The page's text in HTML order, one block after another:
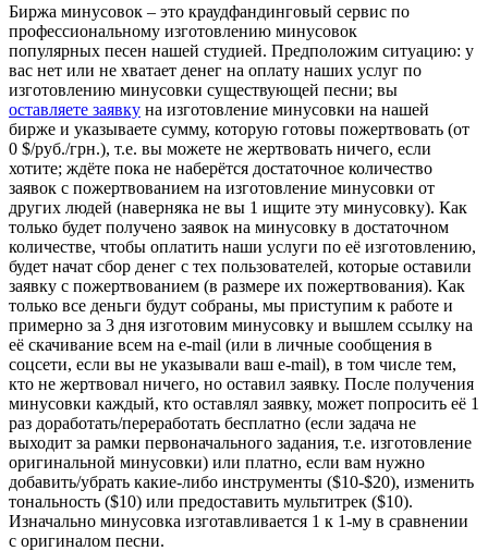
Биржа минусовок – это краудфандинговый сервис по
профессиональному изготовлению минусовок
популярных песен нашей студией. Предположим ситуацию: у
вас нет или не хватает денег на оплату наших услуг по
изготовлению минусовки существующей песни; вы
оставляете заявку на изготовление минусовки на нашей
бирже и указываете сумму, которую готовы пожертвовать (от
0 $/руб./грн.), т.е. вы можете не жертвовать ничего, если
хотите; ждёте пока не наберётся достаточное количество
заявок с пожертвованием на изготовление минусовки от
других людей (наверняка не вы 1 ищите эту минусовку). Как
только будет получено заявок на минусовку в достаточном
количестве, чтобы оплатить наши услуги по её изготовлению,
будет начат сбор денег с тех пользователей, которые оставили
заявку с пожертвованием (в размере их пожертвования). Как
только все деньги будут собраны, мы приступим к работе и
примерно за 3 дня изготовим минусовку и вышлем ссылку на
её скачивание всем на e-mail (или в личные сообщения в
соцсети, если вы не указывали ваш e-mail), в том числе тем,
кто не жертвовал ничего, но оставил заявку. После получения
минусовки каждый, кто оставлял заявку, может попросить её 1
раз доработать/переработать бесплатно (если задача не
выходит за рамки первоначального задания, т.е. изготовление
оригинальной минусовки) или платно, если вам нужно
добавить/убрать какие-либо инструменты ($10-$20), изменить
тональность ($10) или предоставить мультитрек ($10).
Изначально минусовка изготавливается 1 к 1-му в сравнении
с оригиналом песни.